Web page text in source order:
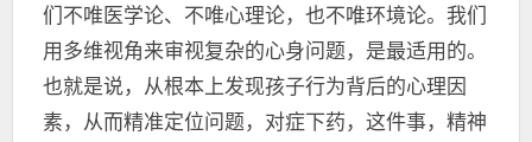
们不唯医学论、不唯心理论，也不唯环境论。我们
用多维视角来审视复杂的心身问题，是最适用的。
也就是说，从根本上发现孩子行为背后的心理因
素，从而精准定位问题，对症下药，这件事，精神